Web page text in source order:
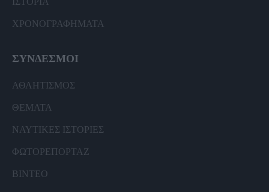
ΧΡΟΝΟΓΡΑΦΗΜΑΤΑ
ΣΥΝΔΕΣΜΟΙ
ΑΘΛΗΤΙΣΜΟΣ
ΘΕΜΑΤΑ
ΝΑΥΤΙΚΕΣ ΙΣΤΟΡΙΕΣ
ΦΩΤΟΡΕΠΟΡΤΑΖ
ΒΙΝΤΕΟ